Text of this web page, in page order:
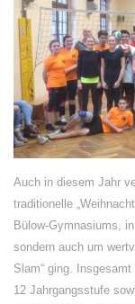
Auch in diesem Jahr
traditionelle
Bülow-Gymnasiums,
sondern auch um
Slam“ ging.
12 Jahrgangsstufe